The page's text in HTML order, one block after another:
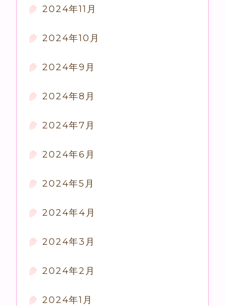
2024年11月
2024年10月
2024年9月
2024年8月
2024年7月
2024年6月
2024年5月
2024年4月
2024年3月
2024年2月
2024年1月